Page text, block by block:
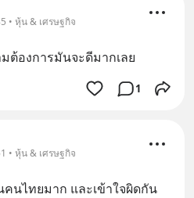
• หุ้น & เศรษฐกิจ
ต้องการมันจะดีมากเลย
1
• หุ้น & เศรษฐกิจ
นไทยมาก และเข้าใจผิดกัน